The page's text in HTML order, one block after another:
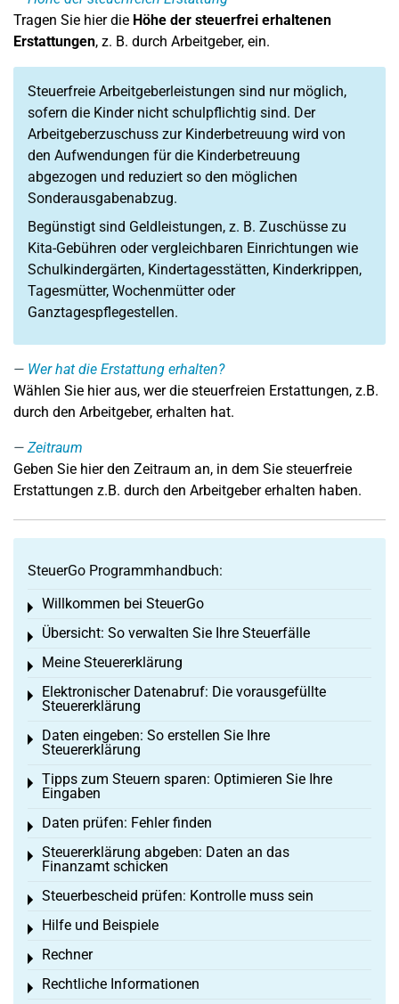
Tragen Sie hier die Höhe der steuerfrei erhaltenen
Erstattungen, z. B. durch Arbeitgeber, ein.
Steuerfreie Arbeitgeberleistungen sind nur möglich,
sofern die Kinder nicht schulpflichtig sind. Der
Arbeitgeberzuschuss zur Kinderbetreuung wird von
den Aufwendungen für die Kinderbetreuung
abgezogen und reduziert so den möglichen
Sonderausgabenabzug.
Begünstigt sind Geldleistungen, z. B. Zuschüsse zu
Kita-Gebühren oder vergleichbaren Einrichtungen wie
Schulkindergärten, Kindertagesstätten, Kinderkrippen,
Tagesmütter, Wochenmütter oder
Ganztagespflegestellen.
Wer hat die Erstattung erhalten?
Wählen Sie hier aus, wer die steuerfreien Erstattungen, z.B.
durch den Arbeitgeber, erhalten hat.
Zeitraum
Geben Sie hier den Zeitraum an, in dem Sie steuerfreie
Erstattungen z.B. durch den Arbeitgeber erhalten haben.
SteuerGo Programmhandbuch:
Willkommen bei SteuerGo
Toggle menu
Übersicht: So verwalten Sie Ihre Steuerfälle
Toggle menu
Meine Steuererklärung
Toggle menu
Elektronischer Datenabruf: Die vorausgefüllte
Steuererklärung
Toggle menu
Daten eingeben: So erstellen Sie Ihre
Steuererklärung
Toggle menu
Tipps zum Steuern sparen: Optimieren Sie Ihre
Eingaben
Toggle menu
Daten prüfen: Fehler finden
Toggle menu
Steuererklärung abgeben: Daten an das
Finanzamt schicken
Toggle menu
Steuerbescheid prüfen: Kontrolle muss sein
Toggle menu
Hilfe und Beispiele
Toggle menu
Rechner
Toggle menu
Rechtliche Informationen
Toggle menu